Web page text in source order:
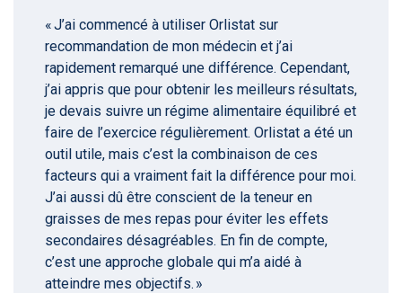
« J’ai commencé à utiliser Orlistat sur
recommandation de mon médecin et j’ai
rapidement remarqué une différence. Cependant,
j’ai appris que pour obtenir les meilleurs résultats,
je devais suivre un régime alimentaire équilibré et
faire de l’exercice régulièrement. Orlistat a été un
outil utile, mais c’est la combinaison de ces
facteurs qui a vraiment fait la différence pour moi.
J’ai aussi dû être conscient de la teneur en
graisses de mes repas pour éviter les effets
secondaires désagréables. En fin de compte,
c’est une approche globale qui m’a aidé à
atteindre mes objectifs. »